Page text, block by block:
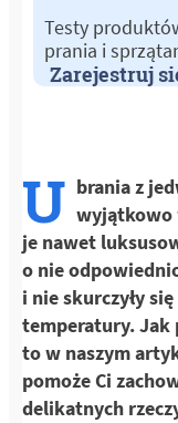
Testy
prania i
Zarejestruj
U brania z
wyjątkowo
je nawet
o nie
i nie skurczyły
temperatury. Jak
to w naszym
pomoże Ci
delikatnych